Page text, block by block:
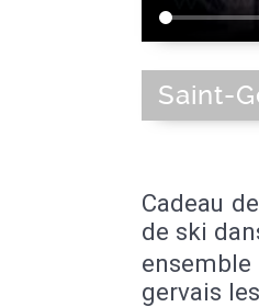
Saint-
Cadeau
de ski
gervais